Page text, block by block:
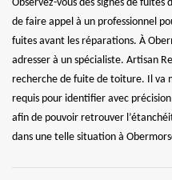
Observez-vous des signes de
de faire appel à un professionnel
fuites avant les réparations. À
adresser à un spécialiste. Artisan
recherche de fuite de toiture. Il va
requis pour identifier avec
afin de pouvoir retrouver
dans une telle situation à